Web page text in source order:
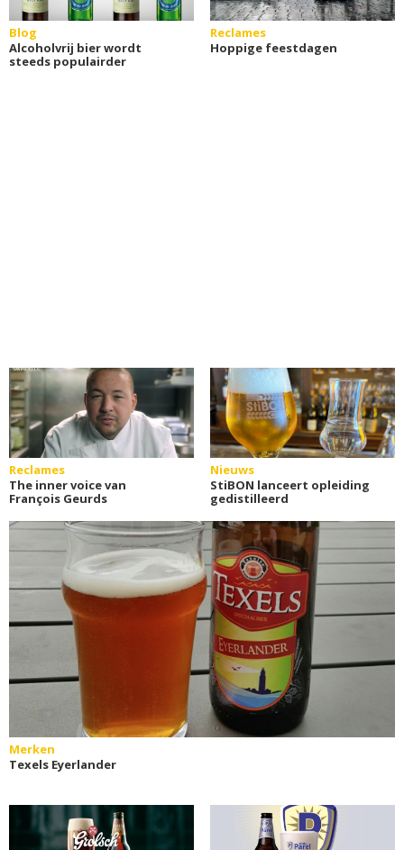
Blog
Alcoholvrij bier wordt
steeds populairder
Reclames
Hoppige feestdagen
Reclames
The inner voice van
François Geurds
Nieuws
StiBON lanceert opleiding
gedistilleerd
Merken
Texels Eyerlander